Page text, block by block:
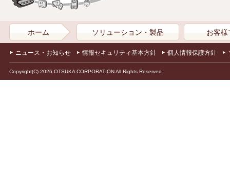
ホーム ソリューション・製品 お客様
ニュース・お知らせ 情報セキュリティ基本方針 個人情報保護方針
Copyright(C) 2026 OTSUKA CORPORATION All Rights Reserved.